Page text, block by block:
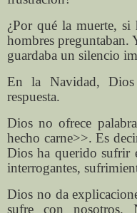
¿Por qué la muerte,
hombres preguntaban.
guardaba un silencio
En la Navidad,
respuesta.
Dios no ofrece
hecho carne>>. Es
Dios ha querido sufrir
interrogantes,
Dios no da
sufre con nosotros.